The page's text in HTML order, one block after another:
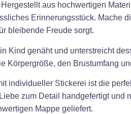
aus hochwertigen
Erinnerungsstück. Mache
bleibende Freude sorgt.
Kind genäht und unterstreicht
Körpergröße, den Brustumfang
individueller Stickerei ist die
zum Detail handgefertigt
Mappe geliefert.